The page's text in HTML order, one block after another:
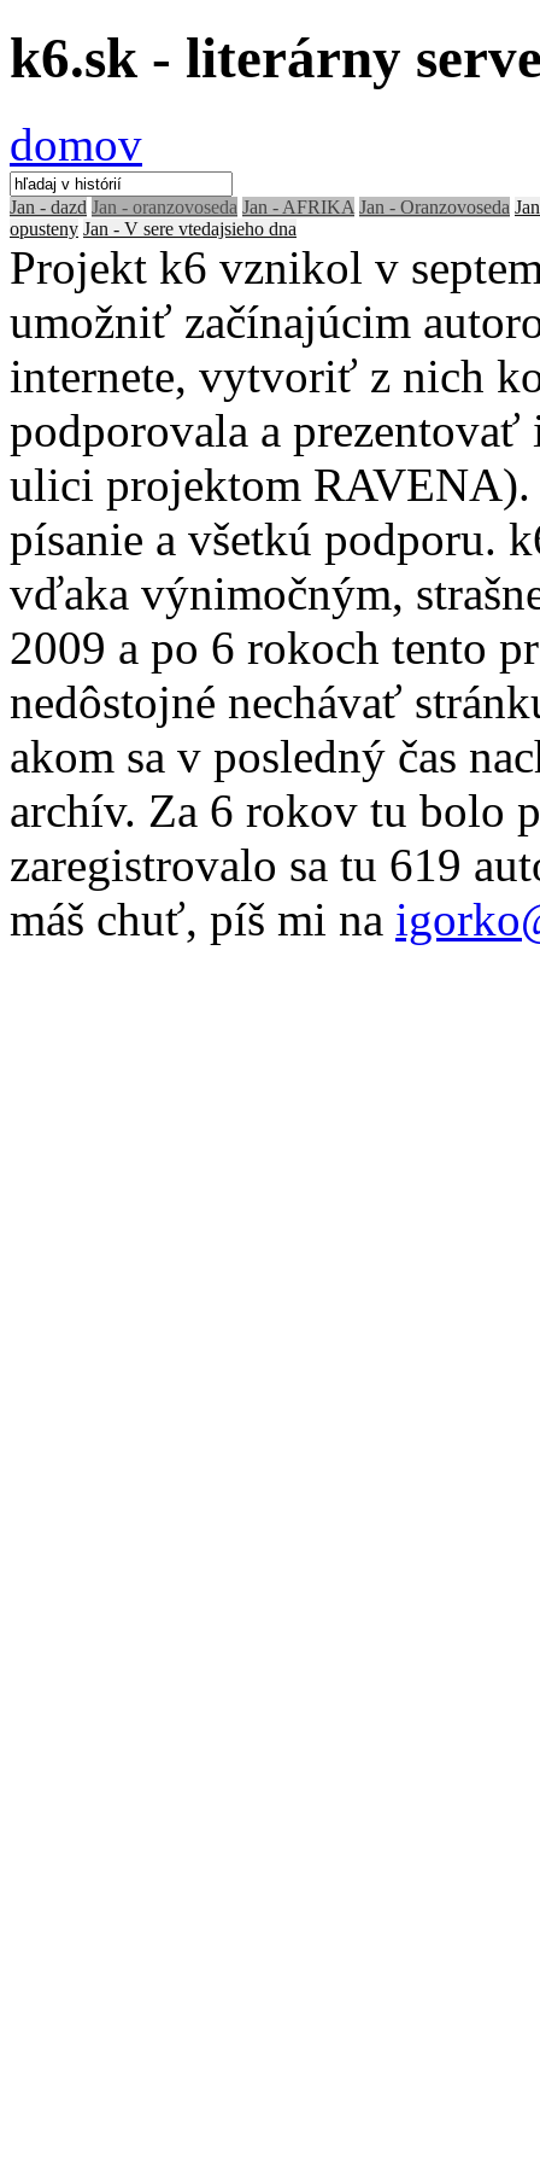
k6.sk - literárny
domov
Jan - dazd Jan - oranzovoseda Jan - AFRIKA Jan - Oranzovoseda
opusteny Jan - V sere vtedajsieho dna
Projekt k6 vznikol v
umožniť začínajúcim
internete, vytvoriť z nich
podporovala a
ulici projektom RAVENA).
písanie a všetkú podporu.
vďaka výnimočným,
2009 a po 6 rokoch tento
nedôstojné nechávať
akom sa v posledný čas
archív. Za 6 rokov tu bolo
zaregistrovalo sa tu 619
máš chuť, píš mi na